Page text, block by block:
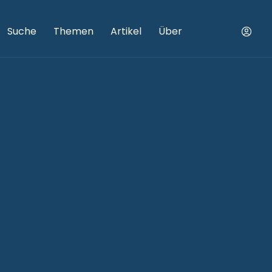
Suche Themen Artikel Über